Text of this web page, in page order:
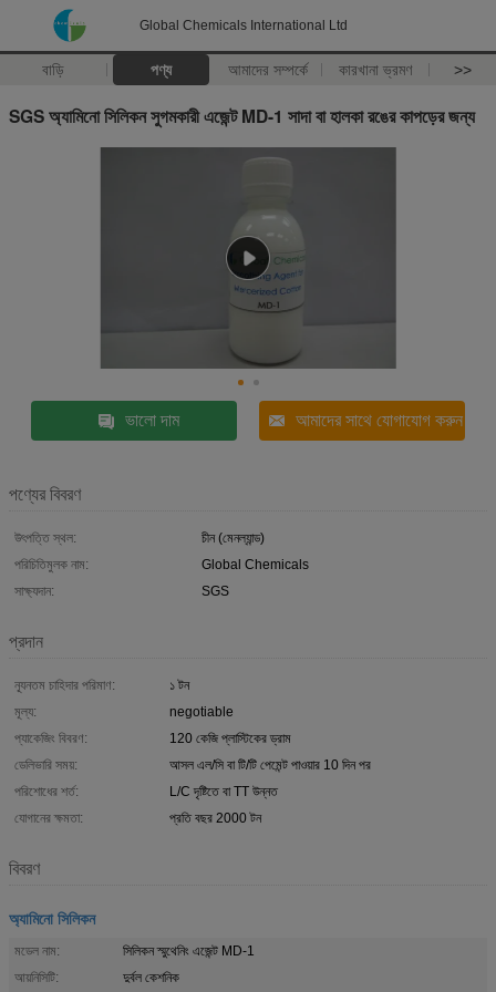
Global Chemicals International Ltd
বাড়ি পণ্য আমাদের সম্পর্কে কারখানা ভ্রমণ >>
SGS অ্যামিনো সিলিকন সুগমকারী এজেন্ট MD-1 সাদা বা হালকা রঙের কাপড়ের জন্য
ভালো দাম আমাদের সাথে যোগাযোগ করুন
পণ্যের বিবরণ
উৎপত্তি স্থল:
চীন (মেনল্যান্ড)
পরিচিতিমুলক নাম:
Global Chemicals
সাক্ষ্যদান:
SGS
প্রদান
ন্যূনতম চাহিদার পরিমাণ:
১ টন
মূল্য:
negotiable
প্যাকেজিং বিবরণ:
120 কেজি প্লাস্টিকের ড্রাম
ডেলিভারি সময়:
আসল এল/সি বা টি/টি পেমেন্ট পাওয়ার 10 দিন পর
পরিশোধের শর্ত:
L/C দৃষ্টিতে বা TT উন্নত
যোগানের ক্ষমতা:
প্রতি বছর 2000 টন
বিবরণ
অ্যামিনো সিলিকন
মডেল নাম:
সিলিকন স্মুথেনিং এজেন্ট MD-1
আয়নিসিটি:
দুর্বল কেশনিক